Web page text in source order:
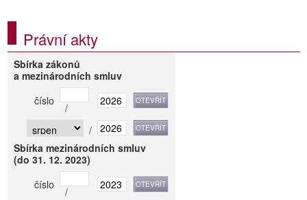
Právní akty
Sbírka zákonů
a mezinárodních smluv
číslo
/
/
Sbírka mezinárodních smluv
(do 31. 12. 2023)
číslo
/